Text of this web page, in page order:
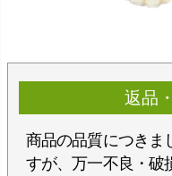
返品
商品の品質につきま
すが、万一不良・破